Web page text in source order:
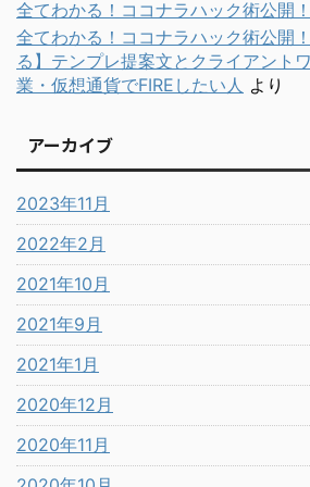
全てわかる！ココナラハック術公開！
全てわかる！ココナラハック術公開！
る】テンプレ提案文とクライアント
業・仮想通貨でFIREしたい人 より
アーカイブ
2023年11月
2022年2月
2021年10月
2021年9月
2021年1月
2020年12月
2020年11月